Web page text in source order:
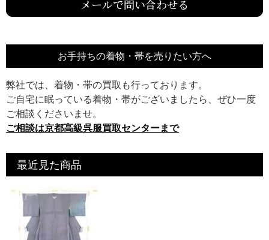
メールで問い合わせる
お手持ちの着物・帯を売りたい方へ
弊社では、着物・帯の買取も行っております。
ご自宅に眠っている着物・帯がございましたら、ぜひ一度
ご相談くださいませ。
ご相談は京都高級呉服買取センターまで
最近見た商品